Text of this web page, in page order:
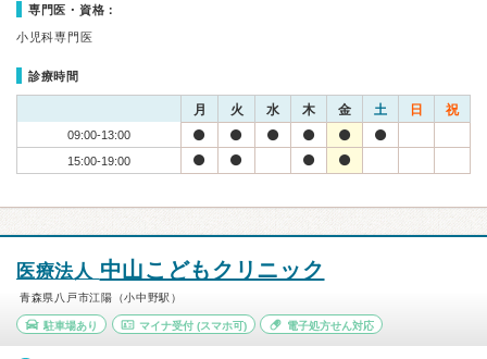
専門医・資格：
小児科専門医
診療時間
月 火 水 木 金 土 日 祝
09:00-13:00
15:00-19:00
医療法人 中山こどもクリニック
青森県八戸市江陽（小中野駅）
駐車場あり マイナ受付(スマホ可) 電子処方せん対応